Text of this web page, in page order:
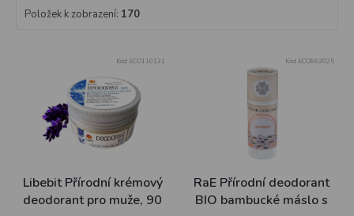
Položek k zobrazení: 170
Libebit Přírodní krémový
deodorant pro muže, 90
Kód: ECO110131
RaE Přírodní deodorant
BIO bambucké máslo s
Kód: ECO992025